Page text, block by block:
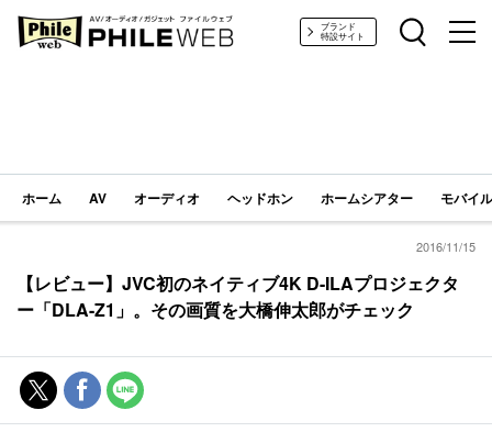
PHILE WEB｜AV/オーディオ/ガジェットブランド
特設サイト
ホーム AV オーディオ ヘッドホン ホームシアター モバイ
2016/11/15
【レビュー】JVC初のネイティブ4K D-ILAプロジェクタ
ー「DLA-Z1」。その画質を大橋伸太郎がチェック